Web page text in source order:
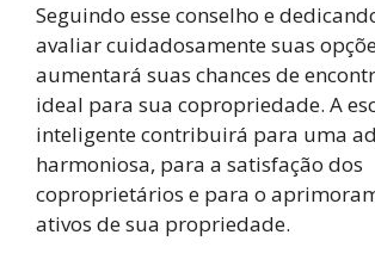
Seguindo esse conselho e
avaliar cuidadosamente suas
aumentará suas chances de
ideal para sua copropriedade. A
inteligente contribuirá para uma
harmoniosa, para a satisfação dos
coproprietários e para o
ativos de sua propriedade.